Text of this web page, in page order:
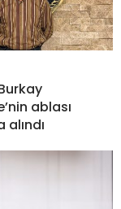
ablası
alındı